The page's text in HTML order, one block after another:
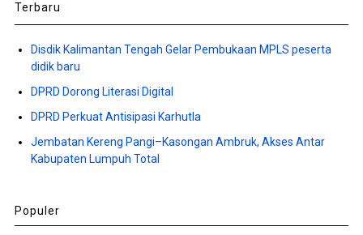
Terbaru
Disdik Kalimantan Tengah Gelar Pembukaan MPLS peserta
didik baru
DPRD Dorong Literasi Digital
DPRD Perkuat Antisipasi Karhutla
Jembatan Kereng Pangi–Kasongan Ambruk, Akses Antar
Kabupaten Lumpuh Total
Populer